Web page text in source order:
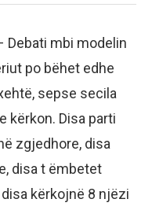
Debati mbi modelin
po bëhet edhe
sepse secila
kërkon. Disa parti
zgjedhore, disa
disa t ëmbetet
kërkojnë 8 njëzi